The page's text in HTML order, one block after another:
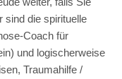
sind die spirituelle
Coach für
und logischerweise
Traumahilfe /